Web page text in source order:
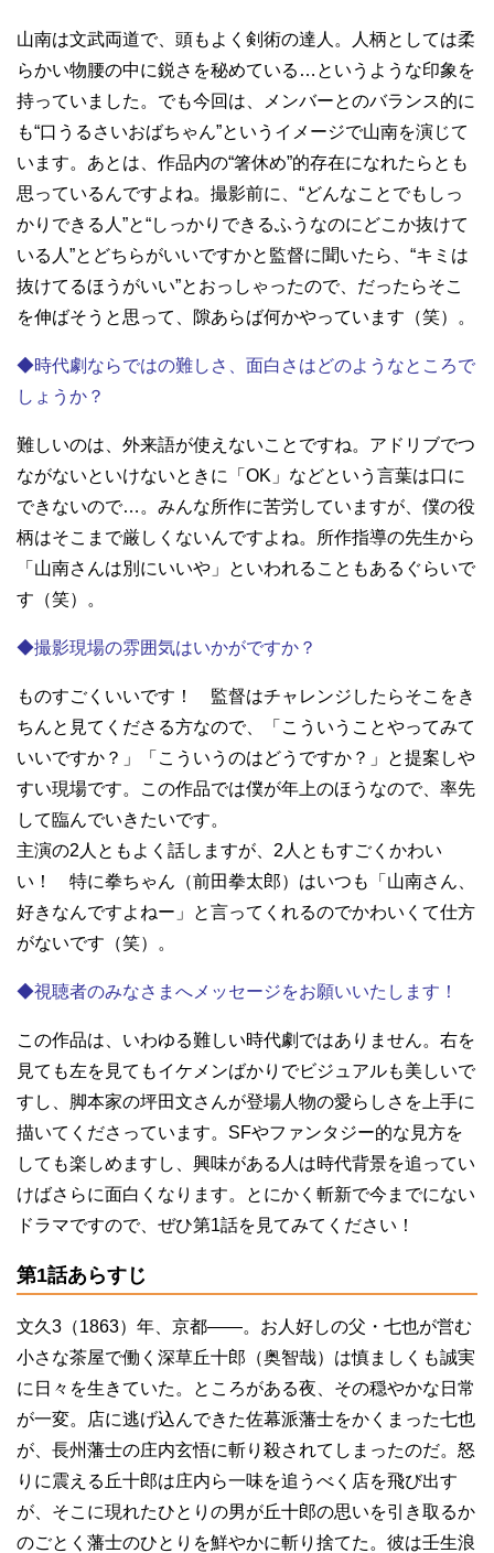
山南は文武両道で、頭もよく剣術の達人。人柄としては柔
らかい物腰の中に鋭さを秘めている…というような印象を
持っていました。でも今回は、メンバーとのバランス的に
も“口うるさいおばちゃん”というイメージで山南を演じて
います。あとは、作品内の“箸休め”的存在になれたらとも
思っているんですよね。撮影前に、“どんなことでもしっ
かりできる人”と“しっかりできるふうなのにどこか抜けて
いる人”とどちらがいいですかと監督に聞いたら、“キミは
抜けてるほうがいい”とおっしゃったので、だったらそこ
を伸ばそうと思って、隙あらば何かやっています（笑）。
◆時代劇ならではの難しさ、面白さはどのようなところで
しょうか？
難しいのは、外来語が使えないことですね。アドリブでつ
ながないといけないときに「 OK 」などという言葉は口に
できないので…。みんな所作に苦労していますが、僕の役
柄はそこまで厳しくないんですよね。所作指導の先生から
「山南さんは別にいいや」といわれることもあるぐらいで
す（笑）。
◆撮影現場の雰囲気はいかがですか？
ものすごくいいです！ 監督はチャレンジしたらそこをき
ちんと見てくださる方なので、「こういうことやってみて
いいですか？」「こういうのはどうですか？」と提案しや
すい現場です。この作品では僕が年上のほうなので、率先
して臨んでいきたいです。
主演の2人ともよく話しますが、2人ともすごくかわい
い！ 特に拳ちゃん（前田拳太郎）はいつも「山南さん、
好きなんですよねー」と言ってくれるのでかわいくて仕方
がないです（笑）。
◆視聴者のみなさまへメッセージをお願いいたします！
この作品は、いわゆる難しい時代劇ではありません。右を
見ても左を見てもイケメンばかりでビジュアルも美しいで
すし、脚本家の坪田文さんが登場人物の愛らしさを上手に
描いてくださっています。 SFやファンタジー的な見方を
しても楽しめますし、興味がある人は時代背景を追ってい
けばさらに面白くなります。とにかく斬新で今までにない
ドラマですので、ぜひ第1話を見てみてください！
第1話あらすじ
文久3（1863）年、京都――。お人好しの父・七也が営む
小さな茶屋で働く深草丘十郎（奥智哉）は慎ましくも誠実
に日々を生きていた。ところがある夜、その穏やかな日常
が一変。店に逃げ込んできた佐幕派藩士をかくまった七也
が、長州藩士の庄内玄悟に斬り殺されてしまったのだ。怒
りに震える丘十郎は庄内ら一味を追うべく店を飛び出す
が、そこに現れたひとりの男が丘十郎の思いを引き取るか
のごとく藩士のひとりを鮮やかに斬り捨てた。彼は壬生浪